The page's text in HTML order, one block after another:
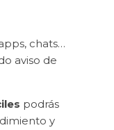
chats…
aviso de
podrás
y